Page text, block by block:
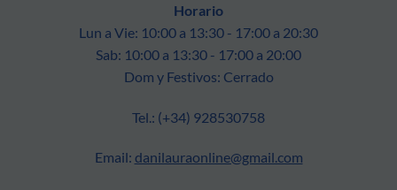
Horario
Lun a Vie: 10:00 a 13:30 - 17:00 a 20:30
Sab: 10:00 a 13:30 - 17:00 a 20:00
Dom y Festivos: Cerrado
Tel.: (+34) 928530758
Email: danilauraonline@gmail.com